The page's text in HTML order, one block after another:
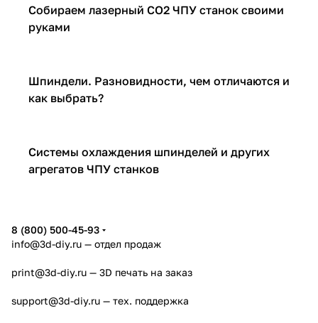
ЧПУ
Собираем лазерный CO2 ЧПУ станок своими
руками
ЧПУ
Шпиндели. Разновидности, чем отличаются и
как выбрать?
ЧПУ
Системы охлаждения шпинделей и других
агрегатов ЧПУ станков
8 (800) 500-45-93
info@3d-diy.ru — отдел продаж
print@3d-diy.ru — 3D печать на заказ
support@3d-diy.ru — тех. поддержка